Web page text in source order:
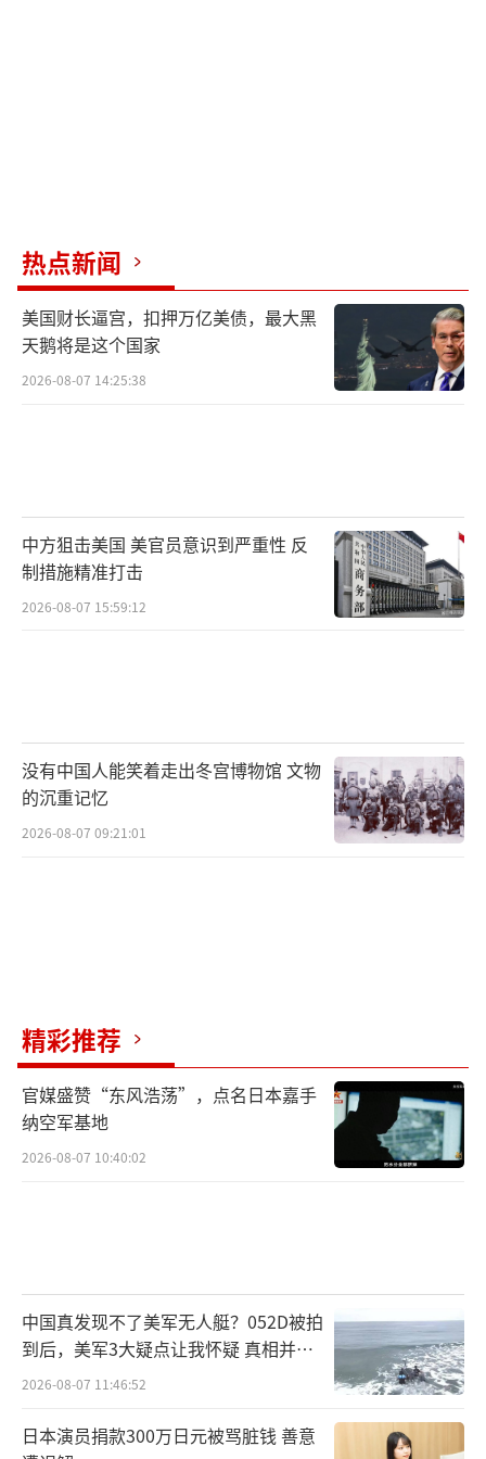
热点新闻
美国财长逼宫，扣押万亿美债，最大黑
天鹅将是这个国家
2026-08-07 14:25:38
中方狙击美国 美官员意识到严重性 反
制措施精准打击
2026-08-07 15:59:12
没有中国人能笑着走出冬宫博物馆 文物
的沉重记忆
2026-08-07 09:21:01
精彩推荐
官媒盛赞“东风浩荡”，点名日本嘉手
纳空军基地
2026-08-07 10:40:02
中国真发现不了美军无人艇？052D被拍
到后，美军3大疑点让我怀疑 真相并非
如此
2026-08-07 11:46:52
日本演员捐款300万日元被骂脏钱 善意